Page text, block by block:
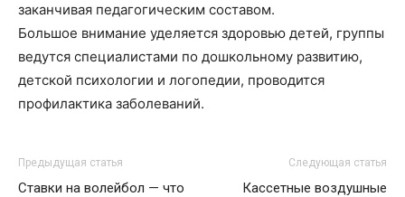
заканчивая педагогическим составом.
Большое внимание уделяется здоровью детей, группы
ведутся специалистами по дошкольному развитию,
детской психологии и логопедии, проводится
профилактика заболеваний.
Предыдущая статья
Ставки на волейбол — что
Следующая статья
Кассетные воздушные